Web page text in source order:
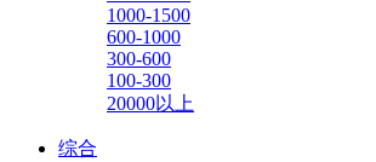
1000-1500
600-1000
300-600
100-300
20000以上
综合